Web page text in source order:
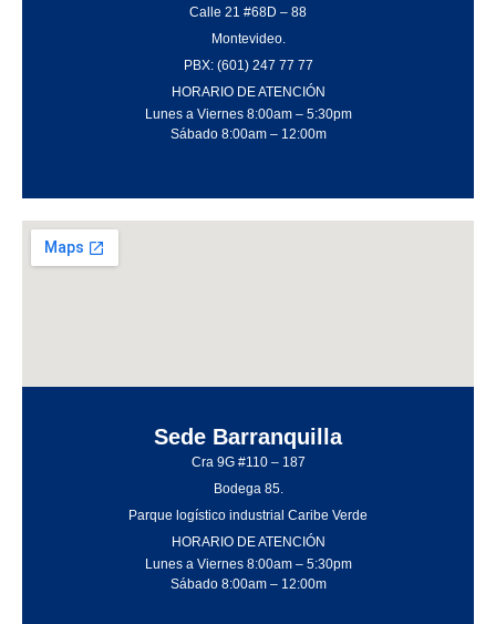
Calle 21 #68D – 88
Montevideo.
PBX: (601) 247 77 77
HORARIO DE ATENCIÓN
Lunes a Viernes 8:00am – 5:30pm
Sábado 8:00am – 12:00m
Sede Barranquilla
Cra 9G #110 – 187
Bodega 85.
Parque logístico industrial Caribe Verde
HORARIO DE ATENCIÓN
Lunes a Viernes 8:00am – 5:30pm
Sábado 8:00am – 12:00m